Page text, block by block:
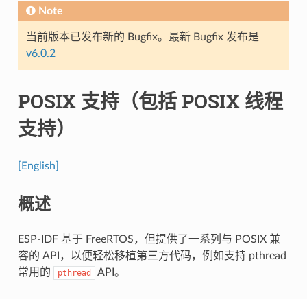
Note
当前版本已发布新的 Bugfix。最新 Bugfix 发布是
v6.0.2
POSIX 支持（包括 POSIX 线程
支持）
[English]
概述
ESP-IDF 基于 FreeRTOS，但提供了一系列与 POSIX 兼
容的 API，以便轻松移植第三方代码，例如支持 pthread
常用的
pthread API。